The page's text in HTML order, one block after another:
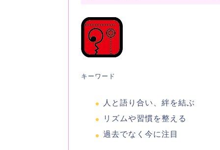
キーワード
人と語り合い、絆を結ぶ
リズムや習慣を整える
過去でなく今に注目